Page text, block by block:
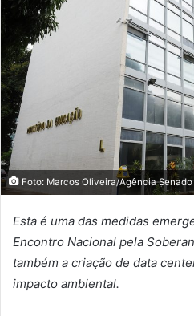
Foto: Marcos Oliveira/Agência Senado
Esta é uma das medidas
Encontro Nacional pela
também a criação de data
impacto ambiental.